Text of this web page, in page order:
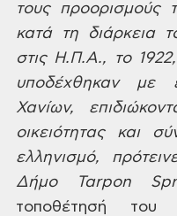
τους προορισμούς
κατά τη διάρκεια
στις Η.Π.Α., το
υποδέχθηκαν με
Χανίων,
οικειότητας και
ελληνισμό,
Δήμο Tarpon
τοποθέτησή